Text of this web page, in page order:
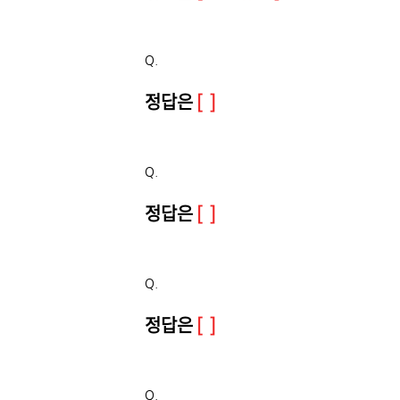
Q.
정답은 [ ]
Q.
정답은 [ ]
Q.
정답은 [ ]
Q.